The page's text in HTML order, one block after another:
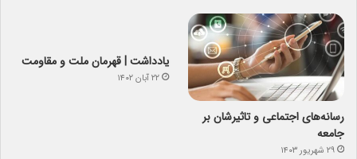
رسانه‌های اجتماعی و تاثیرشان بر
جامعه
۲۹ شهریور ۱۴۰۳
یادداشت | قهرمان ملت و مقاومت
۲۲ آبان ۱۴۰۲